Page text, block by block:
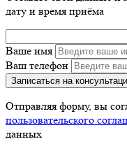
дату и время приёма
Ваше имя
Ваш телефон
Записаться на
Отправляя форму, вы
пользовательского
данных